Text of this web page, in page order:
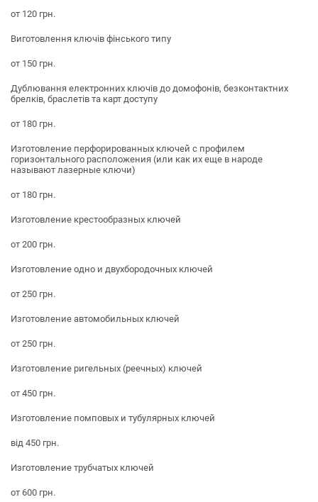
от 120 грн.
Виготовлення ключів фінського типу
от 150 грн.
Дублювання електронних ключів до домофонів, безконтактних
брелків, браслетів та карт доступу
от 180 грн.
Изготовление перфорированных ключей с профилем
горизонтального расположения (или как их еще в народе
называют лазерные ключи)
от 180 грн.
Изготовление крестообразных ключей
от 200 грн.
Изготовление одно и двухбородочных ключей
от 250 грн.
Изготовление автомобильных ключей
от 250 грн.
Изготовление ригельных (реечных) ключей
от 450 грн.
Изготовление помповых и тубулярных ключей
від 450 грн.
Изготовление трубчатых ключей
от 600 грн.